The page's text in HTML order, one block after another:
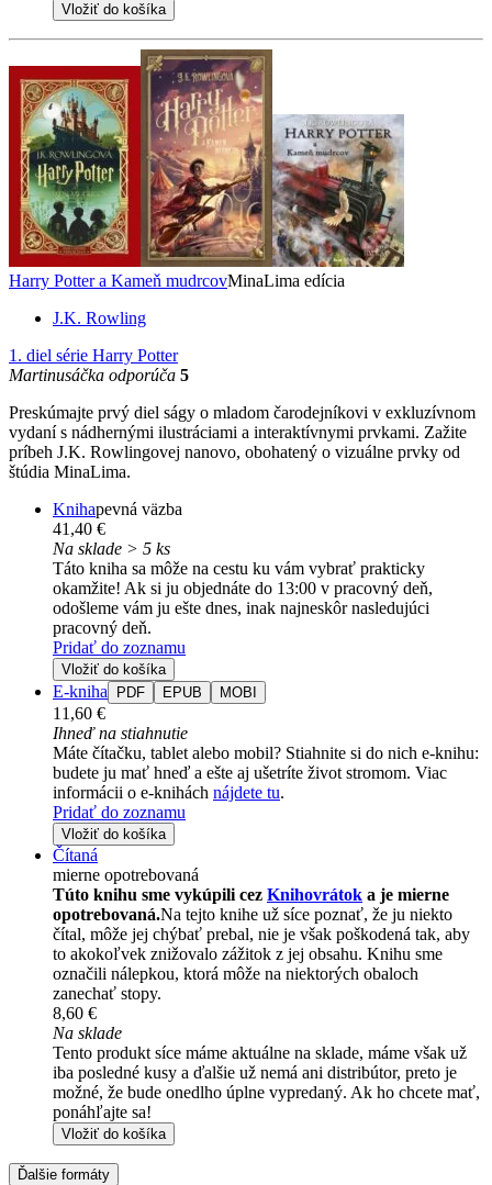
Vložiť do košíka
Harry Potter a Kameň mudrcovMinaLima edícia
J.K. Rowling
1. diel série Harry Potter
Martinusáčka odporúča 5
Preskúmajte prvý diel ságy o mladom čarodejníkovi v exkluzívnom
vydaní s nádhernými ilustráciami a interaktívnymi prvkami. Zažite
príbeh J.K. Rowlingovej nanovo, obohatený o vizuálne prvky od
štúdia MinaLima.
Knihapevná väzba
41,40 €
Na sklade > 5 ks
Táto kniha sa môže na cestu ku vám vybrať prakticky
okamžite! Ak si ju objednáte do 13:00 v pracovný deň,
odošleme vám ju ešte dnes, inak najneskôr nasledujúci
pracovný deň.
Pridať do zoznamu
Vložiť do košíka
E-kniha PDF EPUB MOBI
11,60 €
Ihneď na stiahnutie
Máte čítačku, tablet alebo mobil? Stiahnite si do nich e-knihu:
budete ju mať hneď a ešte aj ušetríte život stromom. Viac
informácii o e-knihách nájdete tu.
Pridať do zoznamu
Vložiť do košíka
Čítaná
mierne opotrebovaná
Túto knihu sme vykúpili cez Knihovrátok a je mierne
opotrebovaná.Na tejto knihe už síce poznať, že ju niekto
čítal, môže jej chýbať prebal, nie je však poškodená tak, aby
to akokoľvek znižovalo zážitok z jej obsahu. Knihu sme
označili nálepkou, ktorá môže na niektorých obaloch
zanechať stopy.
8,60 €
Na sklade
Tento produkt síce máme aktuálne na sklade, máme však už
iba posledné kusy a ďalšie už nemá ani distribútor, preto je
možné, že bude onedlho úplne vypredaný. Ak ho chcete mať,
ponáhľajte sa!
Vložiť do košíka
Ďalšie formáty